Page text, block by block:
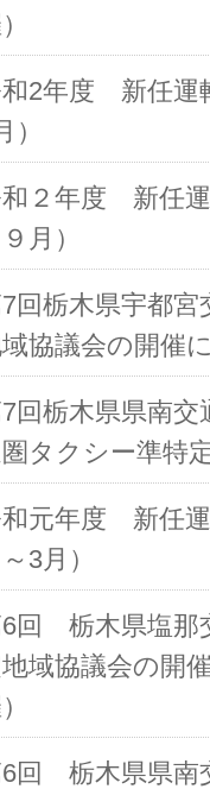
2年度 新任運
）
２年度 新任
月）
回栃木県宇都
協議会の開催
回栃木県県南
タクシー準特
元年度 新任
3月）
回 栃木県塩那
域協議会の開
回 栃木県県南